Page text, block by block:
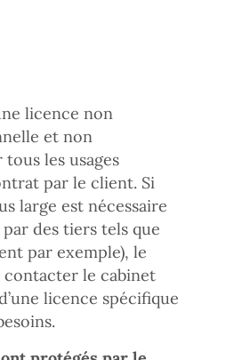
licence non
et non
les usages
par le client. Si
large est nécessaire
des tiers tels que
par exemple), le
le cabinet
licence spécifique